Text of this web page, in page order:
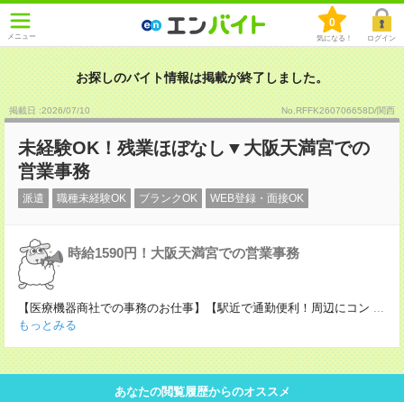
メニュー
0
気になる！ ログイン
お探しのバイト情報は掲載が終了しました。
掲載日 :2026/07/10 No.RFFK260706658D/関西
未経験OK！残業ほぼなし▼大阪天満宮での
営業事務
派遣 職種未経験OK ブランクOK WEB登録・面接OK
時給1590円！大阪天満宮での営業事務
【医療機器商社での事務のお仕事】【駅近で通勤便利！周辺にコン ...
もっとみる
あなたの閲覧履歴からのオススメ